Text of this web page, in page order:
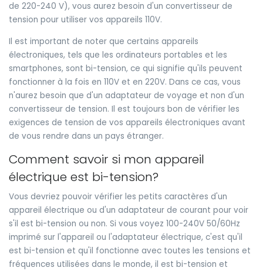
de 220-240 V), vous aurez besoin d'un convertisseur de
tension pour utiliser vos appareils 110V.
Il est important de noter que certains appareils
électroniques, tels que les ordinateurs portables et les
smartphones, sont bi-tension, ce qui signifie qu'ils peuvent
fonctionner à la fois en 110V et en 220V. Dans ce cas, vous
n'aurez besoin que d'un adaptateur de voyage et non d'un
convertisseur de tension. Il est toujours bon de vérifier les
exigences de tension de vos appareils électroniques avant
de vous rendre dans un pays étranger.
Comment savoir si mon appareil
électrique est bi-tension?
Vous devriez pouvoir vérifier les petits caractères d'un
appareil électrique ou d'un adaptateur de courant pour voir
s'il est bi-tension ou non. Si vous voyez 100-240V 50/60Hz
imprimé sur l'appareil ou l'adaptateur électrique, c'est qu'il
est bi-tension et qu'il fonctionne avec toutes les tensions et
fréquences utilisées dans le monde, il est bi-tension et